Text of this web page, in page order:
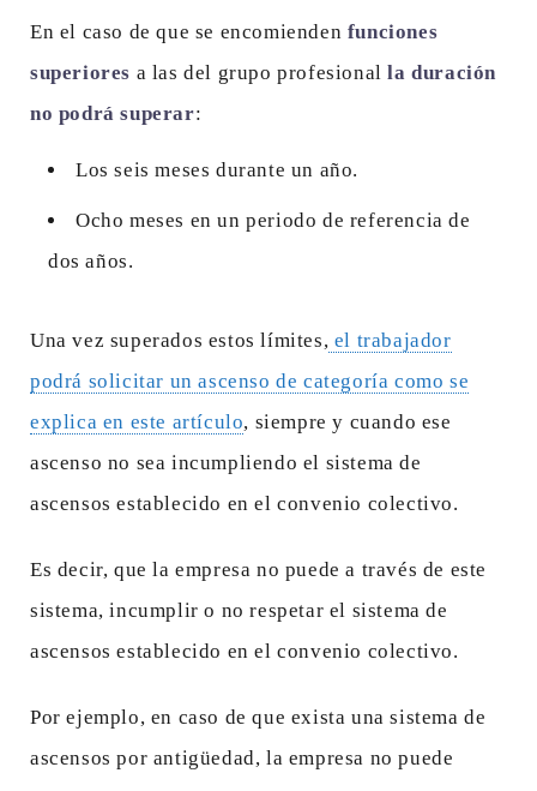
En el caso de que se encomienden funciones
superiores a las del grupo profesional la duración
no podrá superar:
Los seis meses durante un año.
Ocho meses en un periodo de referencia de
dos años.
Una vez superados estos límites, el trabajador
podrá solicitar un ascenso de categoría como se
explica en este artículo, siempre y cuando ese
ascenso no sea incumpliendo el sistema de
ascensos establecido en el convenio colectivo.
Es decir, que la empresa no puede a través de este
sistema, incumplir o no respetar el sistema de
ascensos establecido en el convenio colectivo.
Por ejemplo, en caso de que exista una sistema de
ascensos por antigüedad, la empresa no puede